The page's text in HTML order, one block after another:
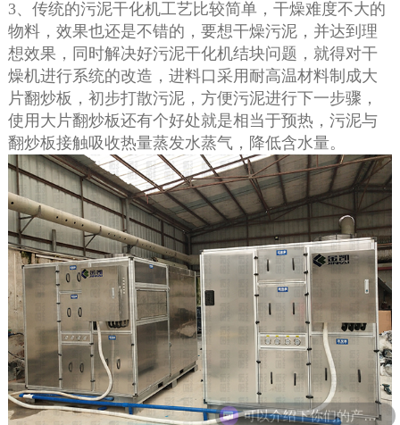
3、 传统的污泥干化机工艺比较简单，干燥难度不大的
物料，效果也还是不错的，要想干燥污泥，并达到理
想效果，同时解决好污泥干化机结块问题，就得对干
燥机进行系统的改造，进料口采用耐高温材料制成大
片翻炒板，初步打散污泥，方便污泥进行下一步骤，
使用大片翻炒板还有个好处就是相当于预热，污泥与
翻炒板接触吸收热量蒸发水蒸气，降低含水量。
可以介绍下你们的产品么？